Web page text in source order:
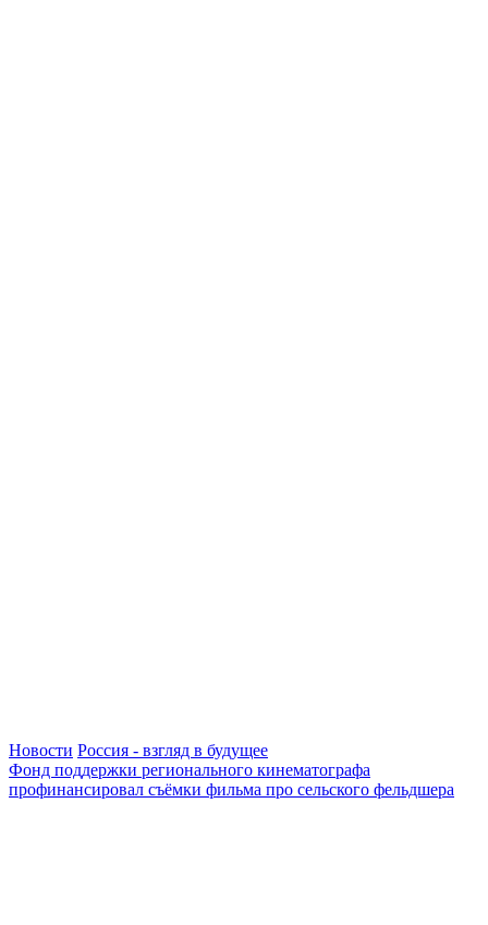
Новости Россия - взгляд в будущее
Фонд поддержки регионального кинематографа
профинансировал съёмки фильма про сельского фельдшера